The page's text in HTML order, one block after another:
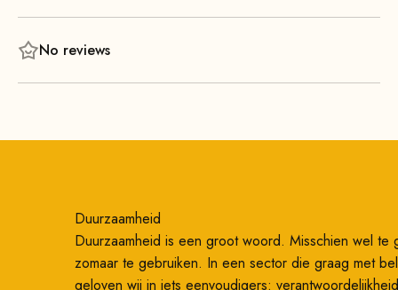
Hoog zitcomfort, mooie massief houten rugleuningen en tal
van vrolijke kleuren maken de bank tot een echte blikvanger
goed thuis op de Kinder .
No reviews
Duurzaamheid
Duurzaamheid is een groot woord. Misschien wel te
zomaar te gebruiken. In een sector die graag met
geloven wij in iets eenvoudigers: